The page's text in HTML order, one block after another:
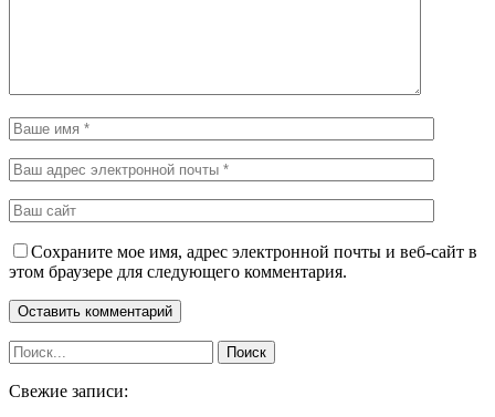
Сохраните мое имя, адрес электронной почты и веб-сайт в
этом браузере для следующего комментария.
Свежие записи: